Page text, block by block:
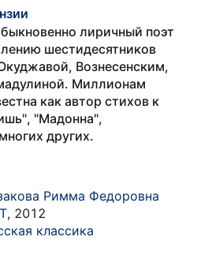
лиричный поэт
шестидесятников
Вознесенским,
Миллионам
как автор стихов к
"Мадонна",
других.
Римма Федоровна
, 2012
классика